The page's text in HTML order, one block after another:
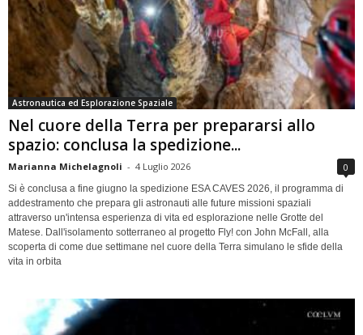
Astronautica ed Esplorazione Spaziale
Nel cuore della Terra per prepararsi allo
spazio: conclusa la spedizione...
Marianna Michelagnoli - 4 Luglio 2026 0
Si è conclusa a fine giugno la spedizione ESA CAVES 2026, il programma di
addestramento che prepara gli astronauti alle future missioni spaziali
attraverso un'intensa esperienza di vita ed esplorazione nelle Grotte del
Matese. Dall'isolamento sotterraneo al progetto Fly! con John McFall, alla
scoperta di come due settimane nel cuore della Terra simulano le sfide della
vita in orbita